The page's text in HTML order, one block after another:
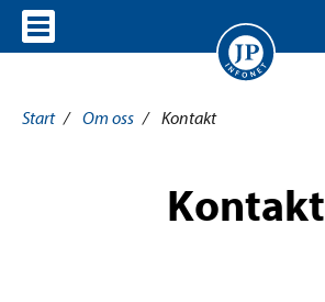
Start / Om oss / Kontakt
Kontakt